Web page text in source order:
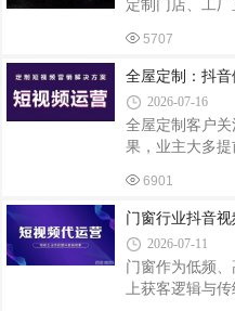
对比、工地毛坯
过同城流量推送
定制门店、工
统模式成本持
厂老板尝试短视
部分有咨询，
场，我们发现
高度契合。选
需要反复沟通
设计。客户非常
5707
全屋定制：抖
2026-07-16
全屋定制客户
果，业主大多
容核心应当围
辑偏向短平快，
餐边柜设计、
容易吸引正在
完工实景，不
和自家相似户
6901
门窗行业抖音
2026-07-11
门窗作为低频
上获客逻辑与